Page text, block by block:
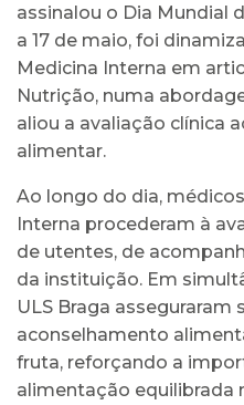
assinalou o Dia Mundial
a 17 de maio, foi
Medicina Interna em
Nutrição, numa
aliou a avaliação clínica
alimentar.
Ao longo do dia,
Interna procederam à
de utentes, de
da instituição. Em
ULS Braga asseguraram
aconselhamento
fruta, reforçando a
alimentação equilibrada